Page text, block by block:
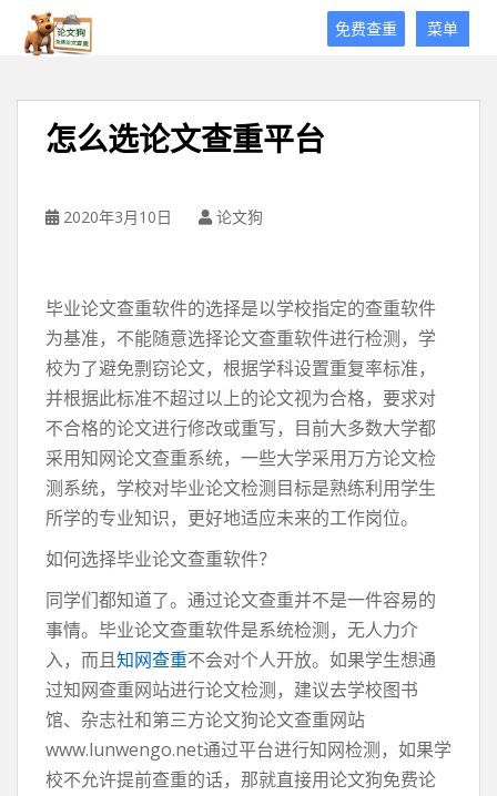
菜单
免费查重
怎么选论文查重平台
2020年3月10日 论文狗
毕业论文查重软件的选择是以学校指定的查重软件
为基准，不能随意选择论文查重软件进行检测，学
校为了避免剽窃论文，根据学科设置重复率标准，
并根据此标准不超过以上的论文视为合格，要求对
不合格的论文进行修改或重写，目前大多数大学都
采用知网论文查重系统，一些大学采用万方论文检
测系统，学校对毕业论文检测目标是熟练利用学生
所学的专业知识，更好地适应未来的工作岗位。
如何选择毕业论文查重软件？
同学们都知道了。通过论文查重并不是一件容易的
事情。毕业论文查重软件是系统检测，无人力介
入，而且知网查重不会对个人开放。如果学生想通
过知网查重网站进行论文检测，建议去学校图书
馆、杂志社和第三方论文狗论文查重网站
www.lunwengo.net通过平台进行知网检测，如果学
校不允许提前查重的话，那就直接用论文狗免费论